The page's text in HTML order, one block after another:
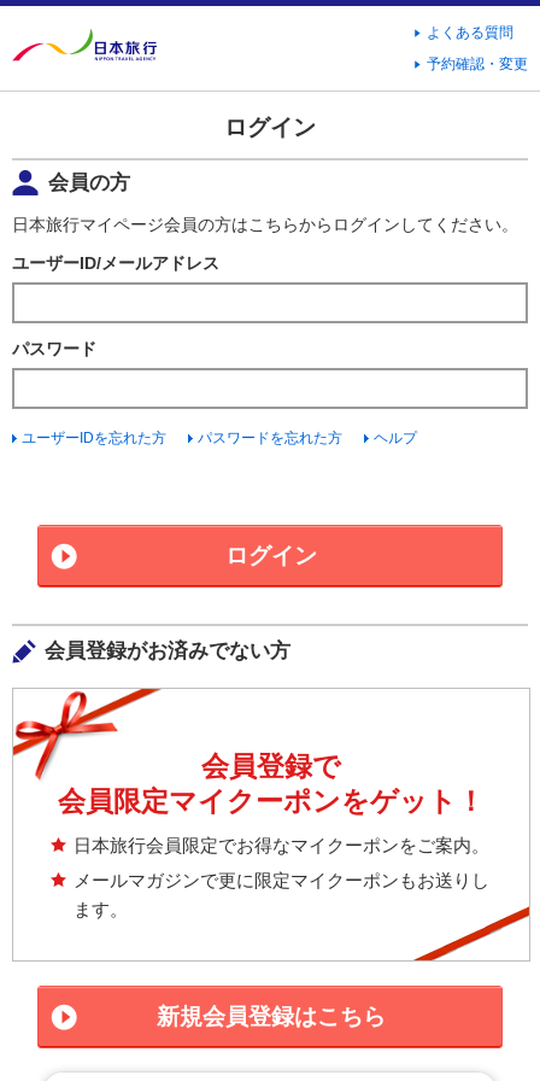
よくある質問
予約確認・変更
ログイン
会員の方
日本旅行マイページ会員の方はこちらからログインしてください。
ユーザーID/メールアドレス
パスワード
ユーザーIDを忘れた方 パスワードを忘れた方 ヘルプ
ログイン
会員登録がお済みでない方
会員登録で
会員限定マイクーポンをゲット！
日本旅行会員限定でお得なマイクーポンをご案内。
メールマガジンで更に限定マイクーポンもお送りし
ます。
新規会員登録はこちら